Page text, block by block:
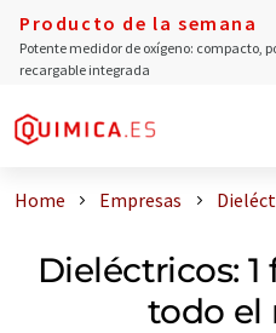
Producto de la semana
Potente medidor de oxígeno: compacto,
recargable integrada
Home Empresas
Dieléctricos:
todo el